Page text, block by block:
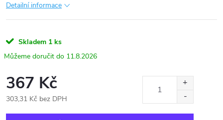
Detailní informace
Skladem 1 ks
11.8.2026
367 Kč
303,31 Kč bez DPH